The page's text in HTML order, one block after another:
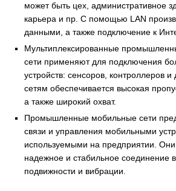
может быть цех, административное
карьера и пр. С помощью LAN
данными, а также подключение к
Мультиплексированные
сети применяют для подключения
устройств: сенсоров, контроллеров
сетям обеспечивается высокая
а также широкий охват.
Промышленные мобильные сети
связи и управления мобильными
используемыми на предприятии.
надежное и стабильное соединение
подвижности и вибрации.